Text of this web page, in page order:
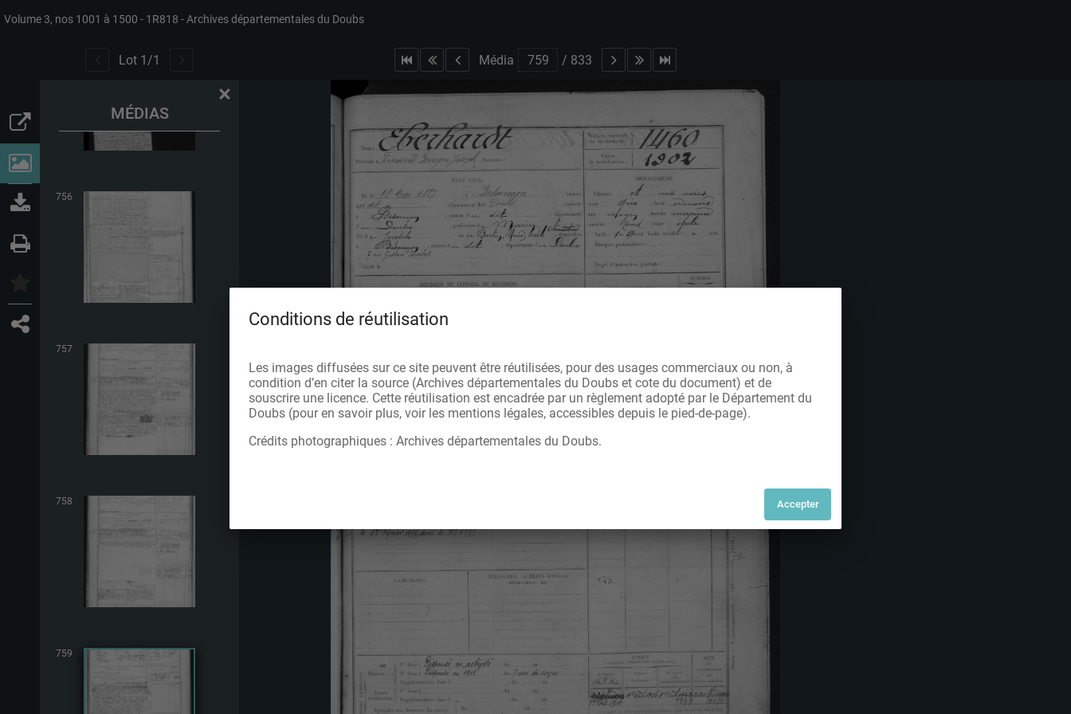
Volume 3, nos 1001 à 1500 1R818 Archives départementales du Doubs
Lot 1 /1 Média / 833
MÉDIAS
×
756
757
758
759
Conditions de réutilisation
Les images diffusées sur ce site peuvent être réutilisées, pour des usages commerciaux ou non, à
condition d’en citer la source (Archives départementales du Doubs et cote du document) et de
souscrire une licence. Cette réutilisation est encadrée par un règlement adopté par le Département du
Doubs (pour en savoir plus, voir les mentions légales, accessibles depuis le pied-de-page).
Crédits photographiques : Archives départementales du Doubs.